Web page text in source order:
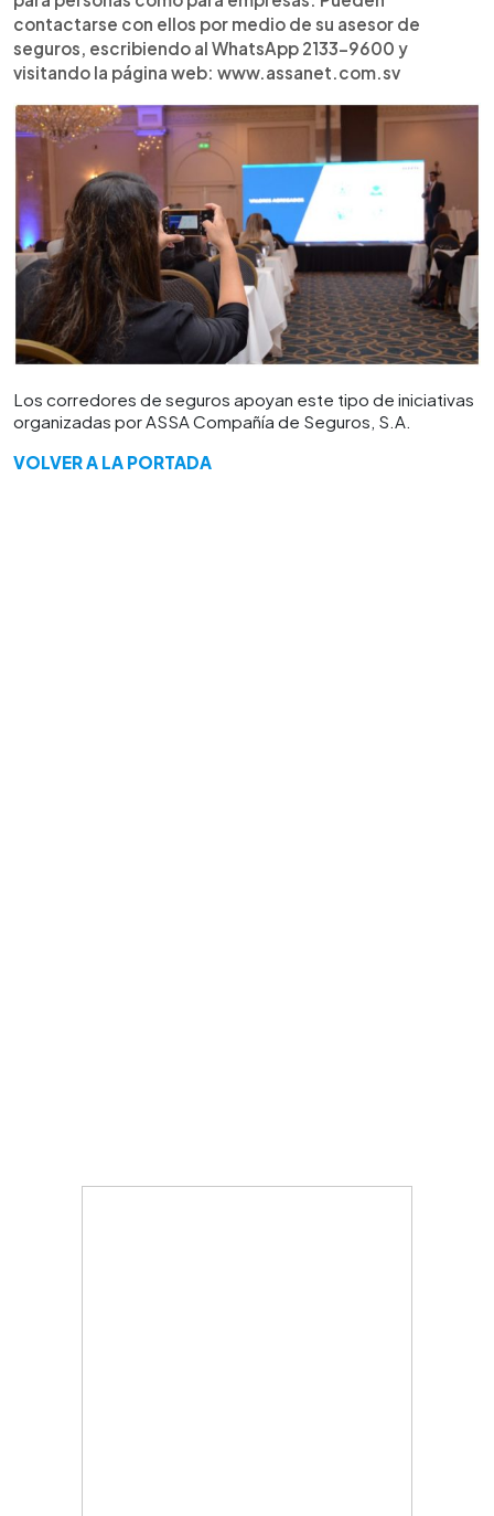
contactarse con ellos por medio de su asesor de
seguros, escribiendo al WhatsApp 2133-9600 y
visitando la página web: www.assanet.com.sv
Los corredores de seguros apoyan este tipo de iniciativas
organizadas por ASSA Compañía de Seguros, S.A.
VOLVER A LA PORTADA